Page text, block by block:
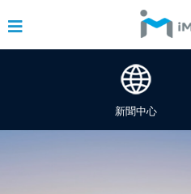
新聞中心